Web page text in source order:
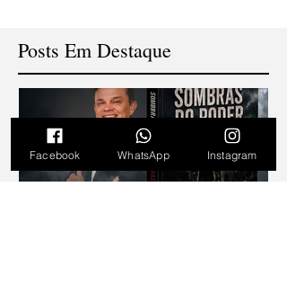
Posts Em Destaque
Facebook WhatsApp Instagram